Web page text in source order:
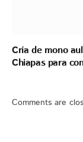
Cría de mono
Chiapas para
Comments are